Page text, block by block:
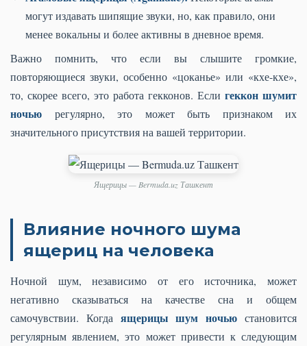
могут издавать шипящие звуки, но, как правило, они
менее вокальны и более активны в дневное время.
Важно помнить, что если вы слышите громкие,
повторяющиеся звуки, особенно «цоканье» или «кхе-кхе»,
то, скорее всего, это работа гекконов. Если геккон шумит
ночью регулярно, это может быть признаком их
значительного присутствия на вашей территории.
Ящерицы — Bermuda.uz Ташкент
Влияние ночного шума
ящериц на человека
Ночной шум, независимо от его источника, может
негативно сказываться на качестве сна и общем
самочувствии. Когда ящерицы шум ночью становится
регулярным явлением, это может привести к следующим